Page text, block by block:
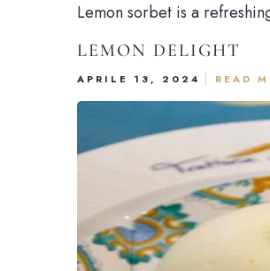
Lemon sorbet is a
LEMON DELIGHT
APRILE 13, 2024 READ